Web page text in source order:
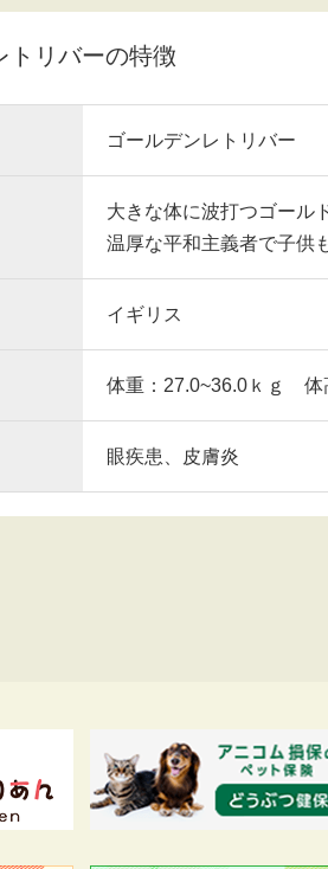
トリバーの特徴
ゴールデンレトリバー
大きな体に波打つゴール
温厚な平和主義者で子供
イギリス
体重：27.0~36.0ｋｇ 体
眼疾患、皮膚炎